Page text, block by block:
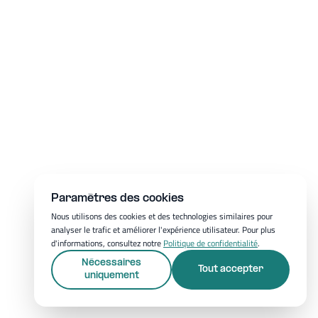
Paramètres des cookies
Nous utilisons des cookies et des technologies similaires pour
analyser le trafic et améliorer l'expérience utilisateur. Pour plus
d'informations, consultez notre Politique de confidentialité.
Nécessaires
uniquement
Tout accepter